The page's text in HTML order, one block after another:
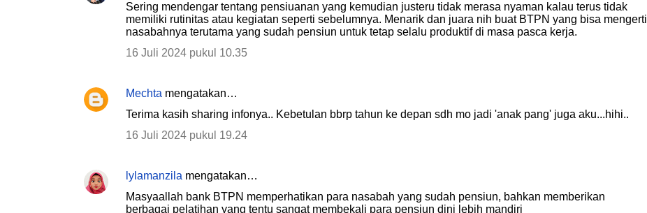
Sering mendengar tentang pensiuanan yang kemudian justeru tidak merasa nyaman kalau terus tidak
memiliki rutinitas atau kegiatan seperti sebelumnya. Menarik dan juara nih buat BTPN yang bisa mengerti
nasabahnya terutama yang sudah pensiun untuk tetap selalu produktif di masa pasca kerja.
16 Juli 2024 pukul 10.35
Mechta mengatakan…
Terima kasih sharing infonya.. Kebetulan bbrp tahun ke depan sdh mo jadi 'anak pang' juga aku...hihi..
16 Juli 2024 pukul 19.24
lylamanzila mengatakan…
Masyaallah bank BTPN memperhatikan para nasabah yang sudah pensiun, bahkan memberikan
berbagai pelatihan yang tentu sangat membekali para pensiun dini lebih mandiri